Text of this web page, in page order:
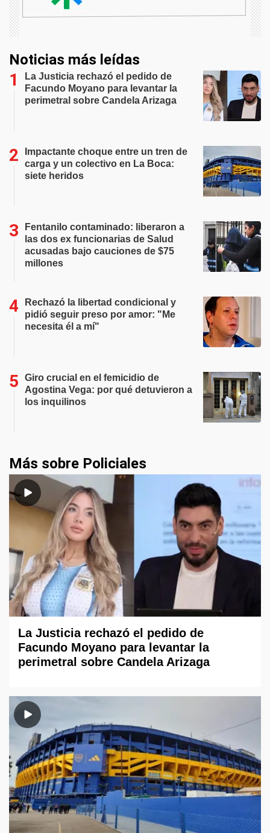
Noticias más leídas
La Justicia rechazó el pedido de
Facundo Moyano para levantar la
perimetral sobre Candela Arizaga
Impactante choque entre un tren de
carga y un colectivo en La Boca:
siete heridos
Fentanilo contaminado: liberaron a
las dos ex funcionarias de Salud
acusadas bajo cauciones de $75
millones
Rechazó la libertad condicional y
pidió seguir preso por amor: "Me
necesita él a mí"
Giro crucial en el femicidio de
Agostina Vega: por qué detuvieron a
los inquilinos
Más sobre Policiales
La Justicia rechazó el pedido de
Facundo Moyano para levantar la
perimetral sobre Candela Arizaga